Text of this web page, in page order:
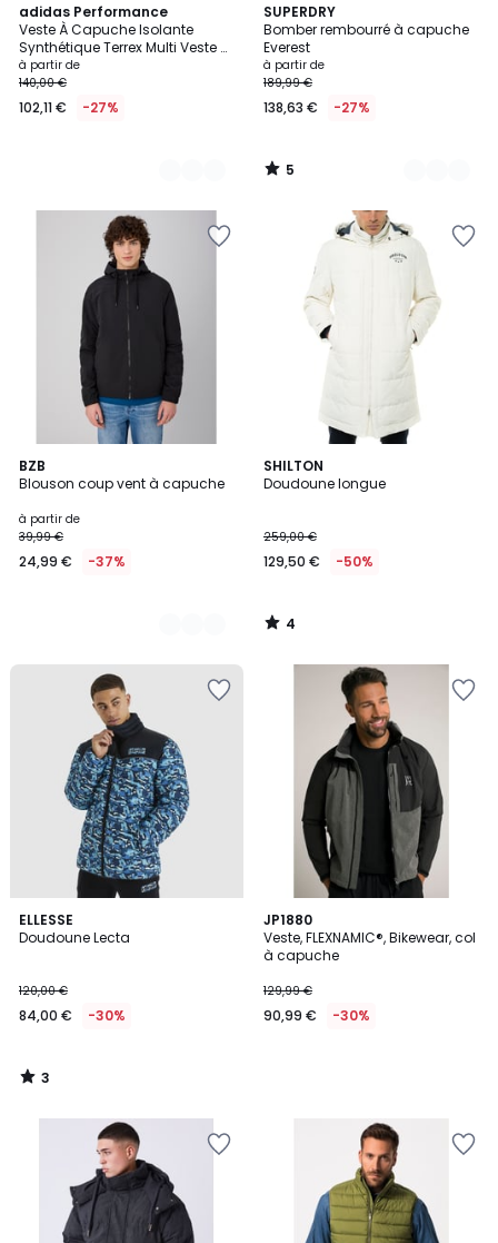
adidas Performance
Veste À Capuche Isolante
Synthétique Terrex Multi Veste À
Capuche Isolante Synthétique
Terrex Multi
à partir de
140,00 €
102,11 € -27%
3
Couleurs
SUPERDRY
Bomber rembourré à capuche
Everest
à partir de
189,99 €
138,63 € -27%
5
/
5
2
Couleurs
5
/
BZB
Blouson coup vent à capuche
à partir de
39,99 €
24,99 € -37%
2
Couleurs
SHILTON
Doudoune longue
259,00 €
129,50 € -50%
4
/
4
/
ELLESSE
Doudoune Lecta
120,00 €
84,00 € -30%
3
/
3
/
JP1880
Veste, FLEXNAMIC®, Bikewear, col
à capuche
129,99 €
90,99 € -30%